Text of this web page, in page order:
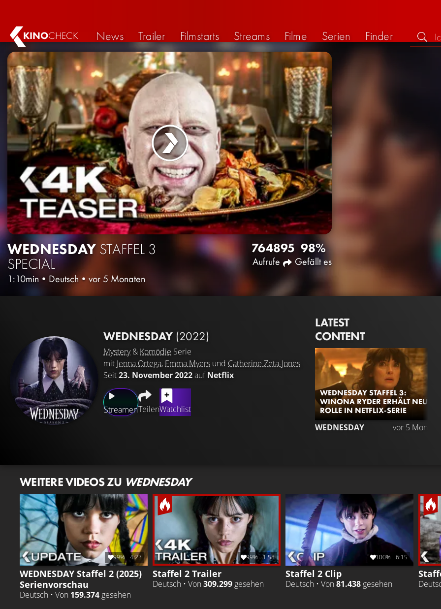
KINOCHECK News Trailer Filmstarts Streams Filme Serien Finder
WEDNESDAY STAFFEL 3
SPECIAL
1:10min • Deutsch• vor 5 Monaten
7648
Aufrufe
95 98%
Gefällt es
WEDNESDAY (2022)
Mystery& Komödie Serie
mit Jenna Ortega, Emma Myers und Catherine Zeta-Jones
Seit23. November 2022aufNetflix
StreamenTeilenWatchlist
LATEST
CONTENT
WEDNESDAY STAFFEL 3:
WINONA RYDER ERHÄLT NEUE
ROLLE IN NETFLIX-SERIE
WEDNESDAY vor 5 Monaten
WEITERE VIDEOS ZU WEDNESDAY
99% 4:23
WEDNESDAY Staffel 2 (2025)
Serienvorschau
Deutsch • Von 159.374 gesehen
99% 1:58
Staffel 2 Trailer
Deutsch • Von 309.299 gesehen
100% 6:15
Staffel 2 Clip
Deutsch • Von 81.438 gesehen